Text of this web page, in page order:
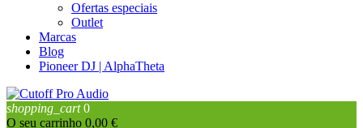
Ofertas especiais
Outlet
Marcas
Blog
Pioneer DJ | AlphaTheta
shopping_cart 0
O seu carrinho 0,00 €